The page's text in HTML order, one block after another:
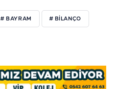
# BAYRAM # BİLANÇO